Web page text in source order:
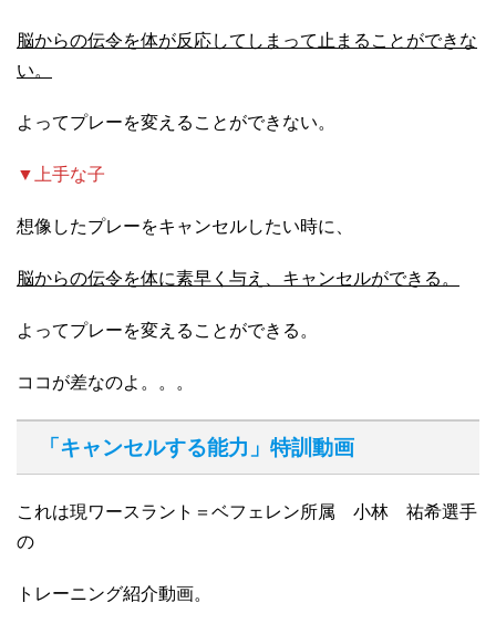
脳からの伝令を体が反応してしまって止まることができな
い。
よってプレーを変えることができない。
▼上手な子
想像したプレーをキャンセルしたい時に、
脳からの伝令を体に素早く与え、キャンセルができる。
よってプレーを変えることができる。
ココが差なのよ。。。
「キャンセルする能力」特訓動画
これは現ワースラント＝ベフェレン所属 小林 祐希選手
の
トレーニング紹介動画。